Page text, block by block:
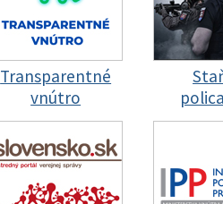
Transparentné
vnútro